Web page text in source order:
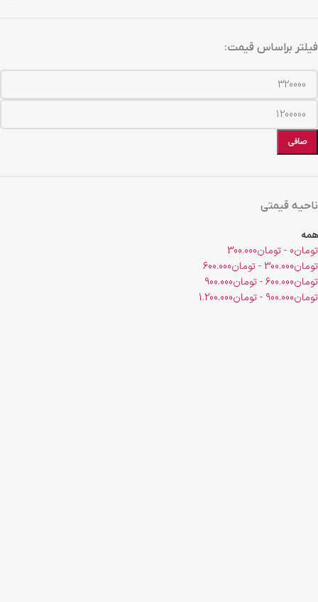
فیلتر براساس قیمت:
صافی
ناحیه قیمتی
همه
تومان0
- تومان300.000
تومان300.000
- تومان600.000
تومان600.000
- تومان900.000
تومان900.000
- تومان1.200.000